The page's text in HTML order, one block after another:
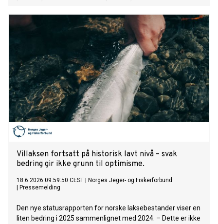
høring. Høringsfristen er 31. juli.
Villaksen fortsatt på historisk lavt nivå – svak
bedring gir ikke grunn til optimisme.
18.6.2026 09:59:50 CEST
Norges Jeger- og Fiskerforbund
Pressemelding
Den nye statusrapporten for norske laksebestander viser en
liten bedring i 2025 sammenlignet med 2024. – Dette er ikke